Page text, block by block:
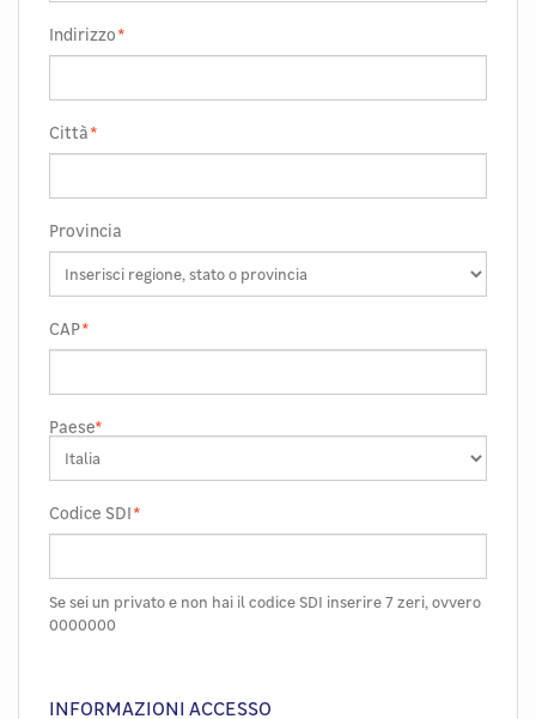
*
Indirizzo
*
Città
Provincia
*
CAP
Paese*
*
Codice SDI
Se sei un privato e non hai il codice SDI inserire 7 zeri, ovvero
0000000
INFORMAZIONI ACCESSO